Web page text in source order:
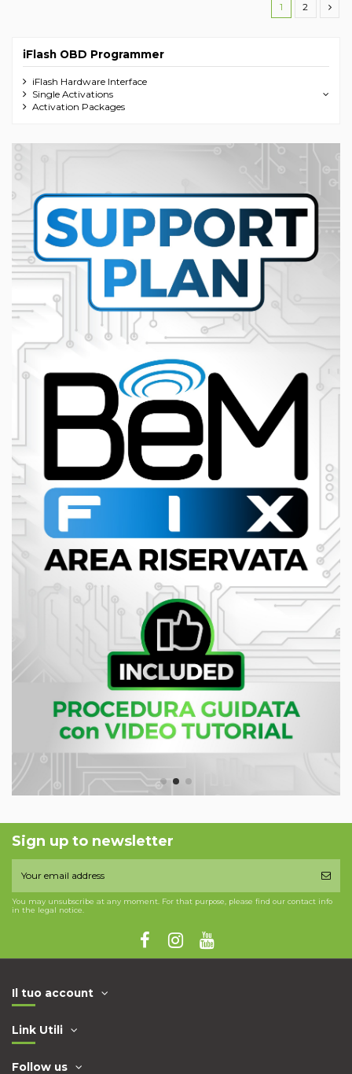
1 2
iFlash OBD Programmer
iFlash Hardware Interface
Single Activations
Activation Packages
Sign up to newsletter
You may unsubscribe at any moment. For that purpose, please find our contact info
in the legal notice.
Il tuo account
Link Utili
Follow us